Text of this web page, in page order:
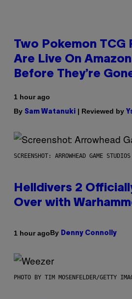
Two Pokemon TCG
Are Live On
Before They’re
1 hour ago
By Sam Watanuki | Reviewed by
SCREENSHOT: ARROWHEAD GAME STUDIOS
Helldivers 2
Over with
1 hour agoBy Denny Connolly
PHOTO BY TIM MOSENFELDER/GETTY